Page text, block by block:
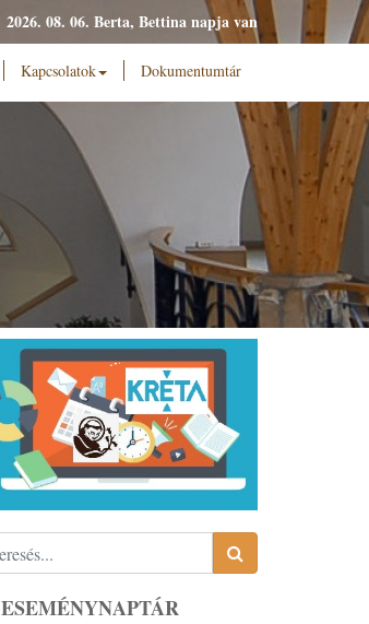
2026. 08. 06. Berta, Bettina napja van
Kapcsolatok Dokumentumtár
ESEMÉNYNAPTÁR